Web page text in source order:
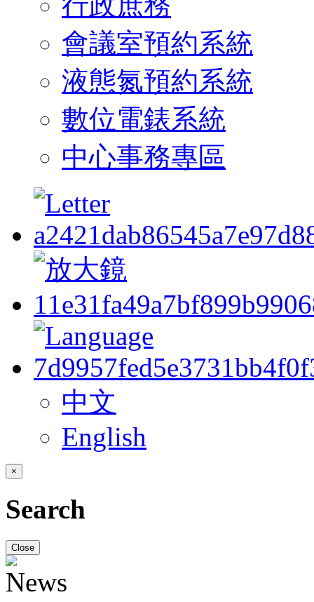
會議室預約系統
液態氮預約系統
數位電錶系統
中心事務專區
中文
English
×
Search
Close